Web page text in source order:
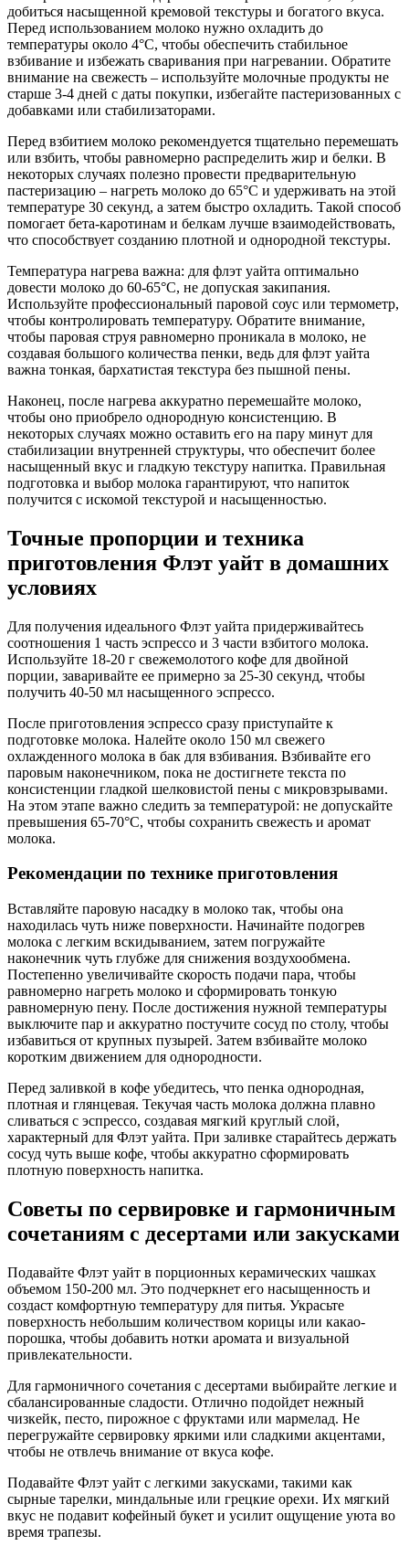
добиться насыщенной кремовой текстуры и богатого вкуса.
Перед использованием молоко нужно охладить до
температуры около 4°C, чтобы обеспечить стабильное
взбивание и избежать сваривания при нагревании. Обратите
внимание на свежесть – используйте молочные продукты не
старше 3-4 дней с даты покупки, избегайте пастеризованных с
добавками или стабилизаторами.
Перед взбитием молоко рекомендуется тщательно перемешать
или взбить, чтобы равномерно распределить жир и белки. В
некоторых случаях полезно провести предварительную
пастеризацию – нагреть молоко до 65°C и удерживать на этой
температуре 30 секунд, а затем быстро охладить. Такой способ
помогает бета-каротинам и белкам лучше взаимодействовать,
что способствует созданию плотной и однородной текстуры.
Температура нагрева важна: для флэт уайта оптимально
довести молоко до 60-65°C, не допуская закипания.
Используйте профессиональный паровой соус или термометр,
чтобы контролировать температуру. Обратите внимание,
чтобы паровая струя равномерно проникала в молоко, не
создавая большого количества пенки, ведь для флэт уайта
важна тонкая, бархатистая текстура без пышной пены.
Наконец, после нагрева аккуратно перемешайте молоко,
чтобы оно приобрело однородную консистенцию. В
некоторых случаях можно оставить его на пару минут для
стабилизации внутренней структуры, что обеспечит более
насыщенный вкус и гладкую текстуру напитка. Правильная
подготовка и выбор молока гарантируют, что напиток
получится с искомой текстурой и насыщенностью.
Точные пропорции и техника
приготовления Флэт уайт в домашних
условиях
Для получения идеального Флэт уайта придерживайтесь
соотношения 1 часть эспрессо и 3 части взбитого молока.
Используйте 18-20 г свежемолотого кофе для двойной
порции, заваривайте ее примерно за 25-30 секунд, чтобы
получить 40-50 мл насыщенного эспрессо.
После приготовления эспрессо сразу приступайте к
подготовке молока. Налейте около 150 мл свежего
охлажденного молока в бак для взбивания. Взбивайте его
паровым наконечником, пока не достигнете текста по
консистенции гладкой шелковистой пены с микровзрывами.
На этом этапе важно следить за температурой: не допускайте
превышения 65-70°C, чтобы сохранить свежесть и аромат
молока.
Рекомендации по технике приготовления
Вставляйте паровую насадку в молоко так, чтобы она
находилась чуть ниже поверхности. Начинайте подогрев
молока с легким вскидыванием, затем погружайте
наконечник чуть глубже для снижения воздухообмена.
Постепенно увеличивайте скорость подачи пара, чтобы
равномерно нагреть молоко и сформировать тонкую
равномерную пену. После достижения нужной температуры
выключите пар и аккуратно постучите сосуд по столу, чтобы
избавиться от крупных пузырей. Затем взбивайте молоко
коротким движением для однородности.
Перед заливкой в кофе убедитесь, что пенка однородная,
плотная и глянцевая. Текучая часть молока должна плавно
сливаться с эспрессо, создавая мягкий круглый слой,
характерный для Флэт уайта. При заливке старайтесь держать
сосуд чуть выше кофе, чтобы аккуратно сформировать
плотную поверхность напитка.
Советы по сервировке и гармоничным
сочетаниям с десертами или закусками
Подавайте Флэт уайт в порционных керамических чашках
объемом 150-200 мл. Это подчеркнет его насыщенность и
создаст комфортную температуру для питья. Украсьте
поверхность небольшим количеством корицы или какао-
порошка, чтобы добавить нотки аромата и визуальной
привлекательности.
Для гармоничного сочетания с десертами выбирайте легкие и
сбалансированные сладости. Отлично подойдет нежный
чизкейк, песто, пирожное с фруктами или мармелад. Не
перегружайте сервировку яркими или сладкими акцентами,
чтобы не отвлечь внимание от вкуса кофе.
Подавайте Флэт уайт с легкими закусками, такими как
сырные тарелки, миндальные или грецкие орехи. Их мягкий
вкус не подавит кофейный букет и усилит ощущение уюта во
время трапезы.